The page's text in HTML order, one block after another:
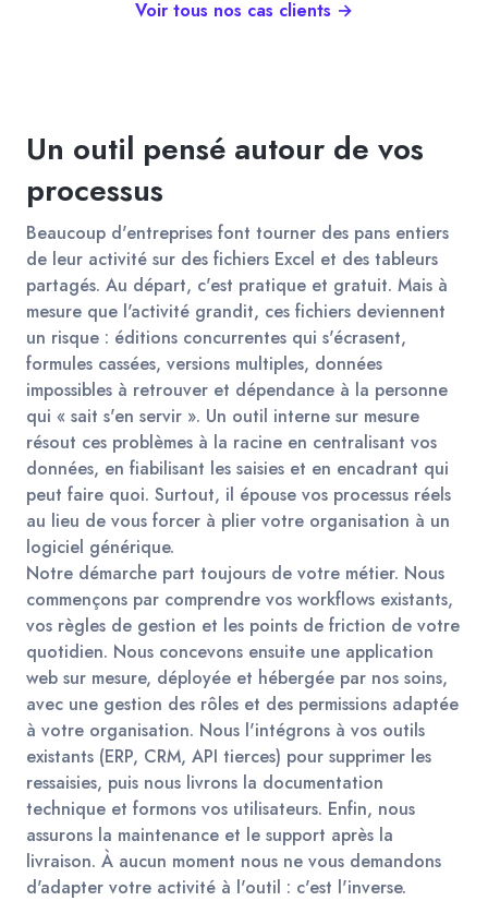
Voir tous nos cas clients →
Un outil pensé autour de vos
processus
Beaucoup d'entreprises font tourner des pans entiers
de leur activité sur des fichiers Excel et des tableurs
partagés. Au départ, c'est pratique et gratuit. Mais à
mesure que l'activité grandit, ces fichiers deviennent
un risque : éditions concurrentes qui s'écrasent,
formules cassées, versions multiples, données
impossibles à retrouver et dépendance à la personne
qui « sait s'en servir ». Un outil interne sur mesure
résout ces problèmes à la racine en centralisant vos
données, en fiabilisant les saisies et en encadrant qui
peut faire quoi. Surtout, il épouse vos processus réels
au lieu de vous forcer à plier votre organisation à un
logiciel générique.
Notre démarche part toujours de votre métier. Nous
commençons par comprendre vos workflows existants,
vos règles de gestion et les points de friction de votre
quotidien. Nous concevons ensuite une application
web sur mesure, déployée et hébergée par nos soins,
avec une gestion des rôles et des permissions adaptée
à votre organisation. Nous l'intégrons à vos outils
existants (ERP, CRM, API tierces) pour supprimer les
ressaisies, puis nous livrons la documentation
technique et formons vos utilisateurs. Enfin, nous
assurons la maintenance et le support après la
livraison. À aucun moment nous ne vous demandons
d'adapter votre activité à l'outil : c'est l'inverse.